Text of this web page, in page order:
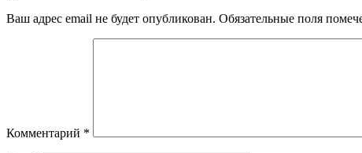
Ваш адрес email не будет опубликован. Обязательные поля
Комментарий *